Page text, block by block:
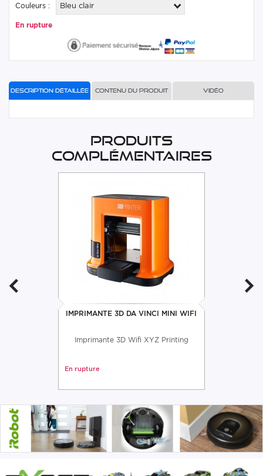
Couleurs : Bleu clair
En rupture
Description détaillée Contenu du produit Vidéo
Produits
complémentaires
IMPRIMANTE 3D DA VINCI MINI WIFI
Imprimante 3D Wifi XYZ Printing
En rupture